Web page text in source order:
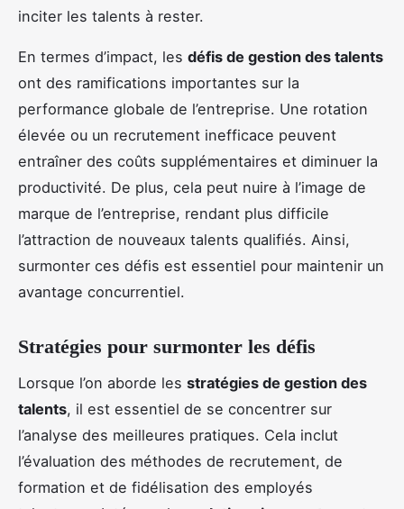
inciter les talents à rester.
En termes d’impact, les défis de gestion des talents
ont des ramifications importantes sur la
performance globale de l’entreprise. Une rotation
élevée ou un recrutement inefficace peuvent
entraîner des coûts supplémentaires et diminuer la
productivité. De plus, cela peut nuire à l’image de
marque de l’entreprise, rendant plus difficile
l’attraction de nouveaux talents qualifiés. Ainsi,
surmonter ces défis est essentiel pour maintenir un
avantage concurrentiel.
Stratégies pour surmonter les défis
Lorsque l’on aborde les stratégies de gestion des
talents, il est essentiel de se concentrer sur
l’analyse des meilleures pratiques. Cela inclut
l’évaluation des méthodes de recrutement, de
formation et de fidélisation des employés